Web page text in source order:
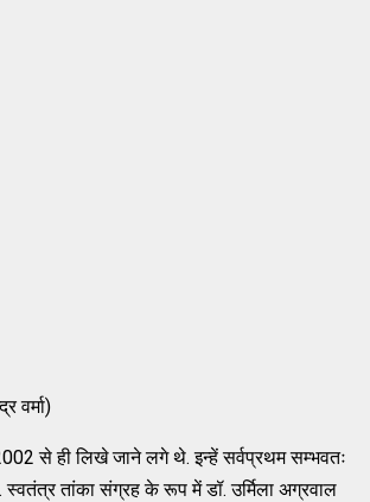
वर्मा)
से ही लिखे जाने लगे थे. इन्हें सर्वप्रथम सम्भवतः
स्वतंत्र तांका संग्रह के रूप में डॉ. उर्मिला अग्रवाल